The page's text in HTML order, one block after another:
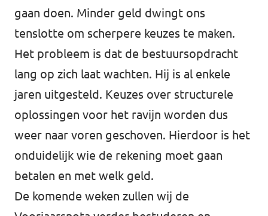
gaan doen. Minder geld dwingt ons
tenslotte om scherpere keuzes te maken.
Het probleem is dat de bestuursopdracht
lang op zich laat wachten. Hij is al enkele
jaren uitgesteld. Keuzes over structurele
oplossingen voor het ravijn worden dus
weer naar voren geschoven. Hierdoor is het
onduidelijk wie de rekening moet gaan
betalen en met welk geld.
De komende weken zullen wij de